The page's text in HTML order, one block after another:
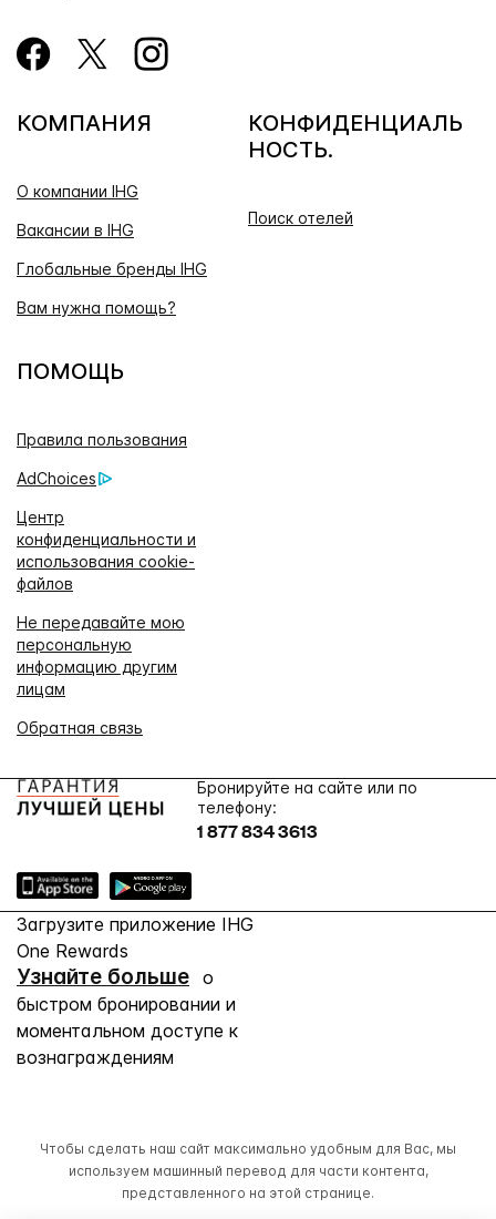
КОМПАНИЯ
О компании IHG
Вакансии в IHG
Глобальные бренды IHG
Вам нужна помощь?
КОНФИДЕНЦИАЛЬ
НОСТЬ.
Поиск отелей
ПОМОЩЬ
Правила пользования
AdChoices
Центр
конфиденциальности и
использования cookie-
файлов
Не передавайте мою
персональную
информацию другим
лицам
Обратная связь
Бронируйте на сайте или по
телефону:
1 877 834 3613
Загрузите приложение IHG
One Rewards
Узнайте больше о
быстром бронировании и
моментальном доступе к
вознаграждениям
Чтобы сделать наш сайт максимально удобным для Вас, мы
используем машинный перевод для части контента,
представленного на этой странице.